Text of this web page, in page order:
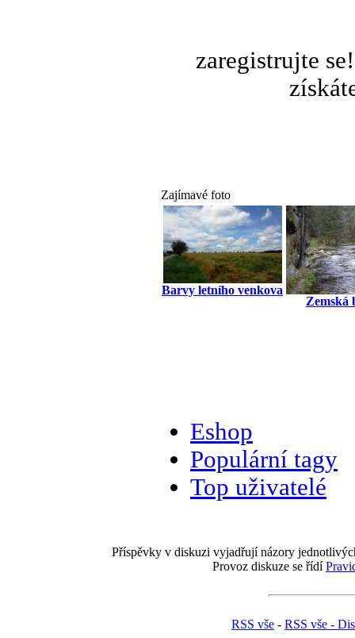
zaregistrujte
Zajímavé foto
Barvy letního venkova
Zemská
Eshop
Populární tagy
Top uživatelé
Příspěvky v diskuzi vyjadřují názory
Provoz diskuze se řídí
RSS vše - RSS vše -